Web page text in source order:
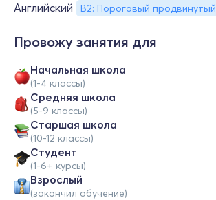
Английский
B2: Пороговый продвинутый
Провожу занятия для
Начальная школа
(1-4 классы)
Средняя школа
(5-9 классы)
Cтаршая школа
(10-12 классы)
Студент
(1-6+ курсы)
Взрослый
(закончил обучение)